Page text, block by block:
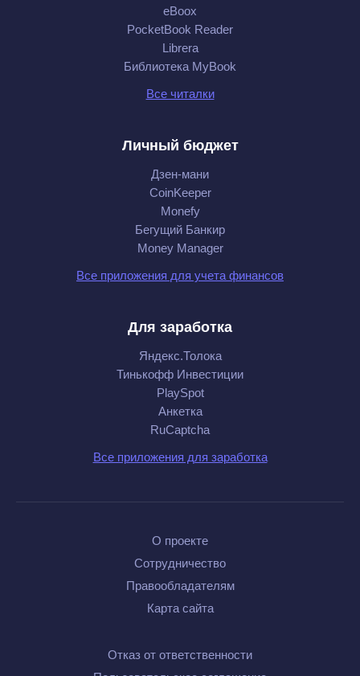
eBoox
PocketBook Reader
Librera
Библиотека MyBook
Все читалки
Личный бюджет
Дзен-мани
CoinKeeper
Monefy
Бегущий Банкир
Money Manager
Все приложения для учета финансов
Для заработка
Яндекс.Толока
Тинькофф Инвестиции
PlaySpot
Анкетка
RuCaptcha
Все приложения для заработка
О проекте
Сотрудничество
Правообладателям
Карта сайта
Отказ от ответственности